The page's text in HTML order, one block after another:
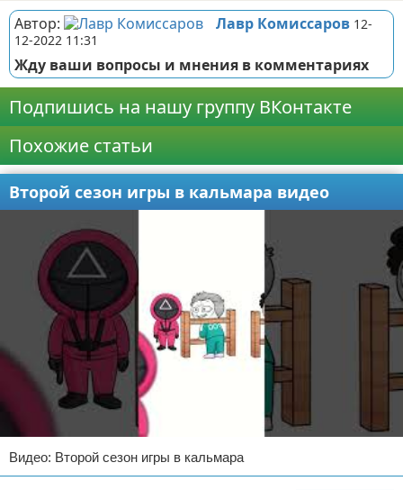
Автор: Лавр Комиссаров 12-
12-2022 11:31
Жду ваши вопросы и мнения в комментариях
Подпишись на нашу группу ВКонтакте
Похожие статьи
Второй сезон игры в кальмара видео
Видео: Второй сезон игры в кальмара